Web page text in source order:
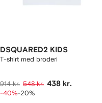
DSQUARED2 KIDS
T-shirt med broderi
914 kr. 548 kr. 438 kr.
-40%-20%